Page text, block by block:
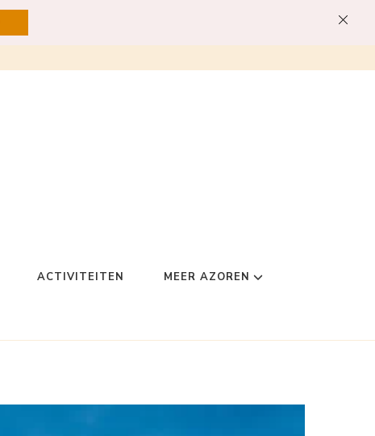
ACTIVITEITEN MEER AZOREN